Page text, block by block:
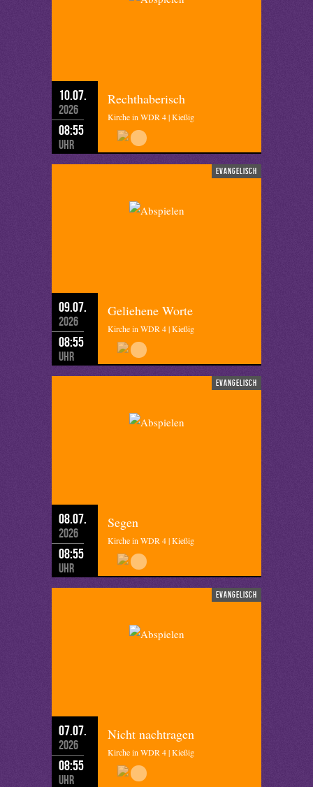
10.07.
2026
08:55
Uhr
Rechthaberisch
Kirche in WDR 4 | Kießig
evangelisch
09.07.
2026
08:55
Uhr
Geliehene Worte
Kirche in WDR 4 | Kießig
evangelisch
08.07.
2026
08:55
Uhr
Segen
Kirche in WDR 4 | Kießig
evangelisch
07.07.
2026
08:55
Uhr
Nicht nachtragen
Kirche in WDR 4 | Kießig